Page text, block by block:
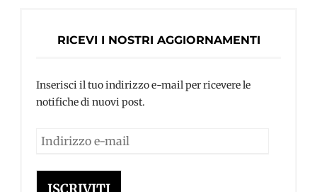
RICEVI I NOSTRI AGGIORNAMENTI
Inserisci il tuo indirizzo e-mail per ricevere le
notifiche di nuovi post.
Indirizzo
mail